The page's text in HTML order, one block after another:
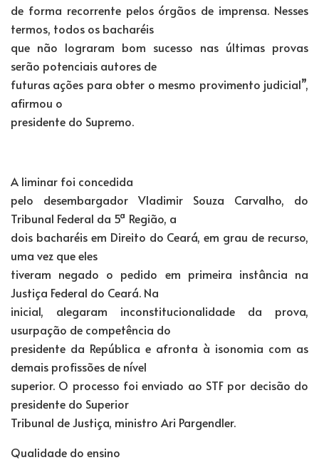
de forma recorrente pelos órgãos de imprensa. Nesses
termos, todos os bacharéis
que não lograram bom sucesso nas últimas provas
serão potenciais autores de
futuras ações para obter o mesmo provimento judicial”,
afirmou o
presidente do Supremo.
A liminar foi concedida
pelo desembargador Vladimir Souza Carvalho, do
Tribunal Federal da 5ª Região, a
dois bacharéis em Direito do Ceará, em grau de recurso,
uma vez que eles
tiveram negado o pedido em primeira instância na
Justiça Federal do Ceará. Na
inicial, alegaram inconstitucionalidade da prova,
usurpação de competência do
presidente da República e afronta à isonomia com as
demais profissões de nível
superior. O processo foi enviado ao STF por decisão do
presidente do Superior
Tribunal de Justiça, ministro Ari Pargendler.
Qualidade do ensino